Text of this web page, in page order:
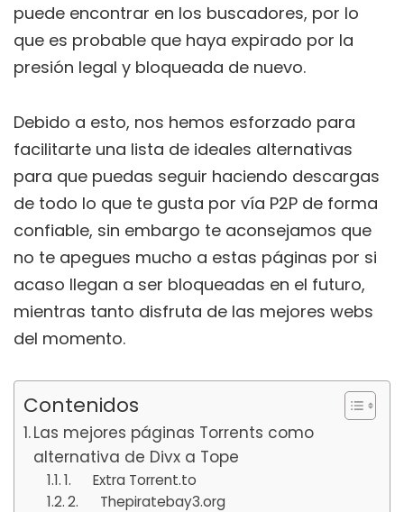
puede encontrar en los buscadores, por lo
que es probable que haya expirado por la
presión legal y bloqueada de nuevo.
Debido a esto, nos hemos esforzado para
facilitarte una lista de ideales alternativas
para que puedas seguir haciendo descargas
de todo lo que te gusta por vía P2P de forma
confiable, sin embargo te aconsejamos que
no te apegues mucho a estas páginas por si
acaso llegan a ser bloqueadas en el futuro,
mientras tanto disfruta de las mejores webs
del momento.
Contenidos
Las mejores páginas Torrents como
alternativa de Divx a Tope
1. Extra Torrent.to
2. Thepiratebay3.org